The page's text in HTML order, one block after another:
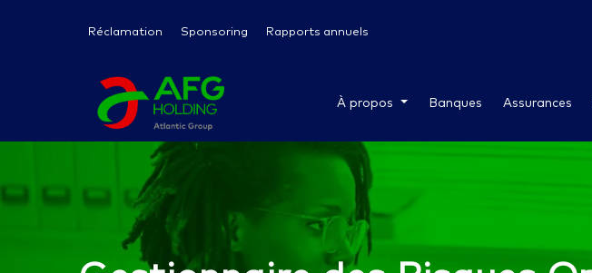
Réclamation Sponsoring Rapports annuels
À propos Banques Assurances